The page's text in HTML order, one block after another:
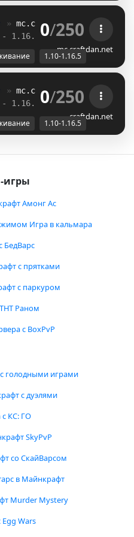
» mc.craftdan.net //
- 1.16.5 //
0/250
mc.craftdan.net
1.10-1.16.5
» mc.craftdan.net //
- 1.16.5 //
0/250
craftdan.net
1.10-1.16.5
Амонг Ас
Игра в кальмара
БедВарс
с прятками
с паркуром
Раном
с BoxPvP
голодными играми
с дуэлями
с КС: ГО
SkyPvP
со СкайВарсом
в Майнкрафт
Murder Mystery
Wars